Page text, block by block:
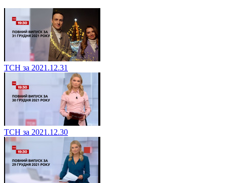
ТСН за 2021.12.31
ТСН за 2021.12.30